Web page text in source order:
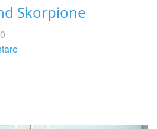
Skorpione